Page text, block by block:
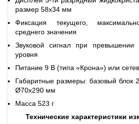
размер 58х34 мм
Фиксация текущего,
среднего значения
Звуковой сигнал при превышении
уровня
Питание 9 В (типа «Крона») или
Габаритные размеры: базовый блок
Ø70х290 мм
Масса 523 г
Технические характеристики